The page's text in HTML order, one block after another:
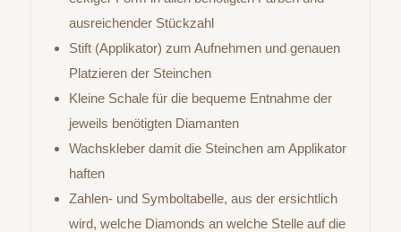
ausreichender Stückzahl
Stift (Applikator) zum Aufnehmen und genauen
Platzieren der Steinchen
Kleine Schale für die bequeme Entnahme der
jeweils benötigten Diamanten
Wachskleber damit die Steinchen am Applikator
haften
Zahlen- und Symboltabelle, aus der ersichtlich
wird, welche Diamonds an welche Stelle auf die